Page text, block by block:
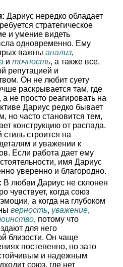
Дариус нередко обладает
стратегическое
и умение видеть
одновременно. Ему
важны анализ,
и точность, а также все,
репутацией и
Он не любит суету
раскрывается там, где
не просто реагировать на
Дариус редко бывает
но часто становится тем,
конструкцию от распада.
строится на
и уважении к
Если работа дает ему
имя Дариус
уверенно и благородно.
В любви Дариус не склонен
чувствует, когда союз
а когда на глубоком
верность, уважение,
, потому что
для него
близости. Он чаще
постепенно, но зато
и надежным
союз, где нет